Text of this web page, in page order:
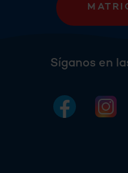
Síganos en